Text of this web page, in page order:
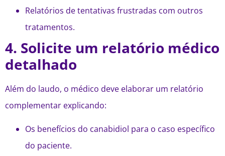
Relatórios de tentativas frustradas com outros
tratamentos.
4. Solicite um relatório médico
detalhado
Além do laudo, o médico deve elaborar um relatório
complementar explicando:
Os benefícios do canabidiol para o caso específico
do paciente.